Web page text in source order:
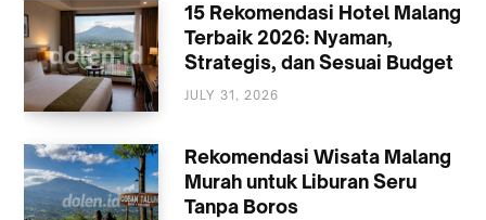
AKOMODASI
15 Rekomendasi Hotel Malang
Terbaik 2026: Nyaman,
Strategis, dan Sesuai Budget
JULY 31, 2026
Rekomendasi Wisata Malang
Murah untuk Liburan Seru
Tanpa Boros